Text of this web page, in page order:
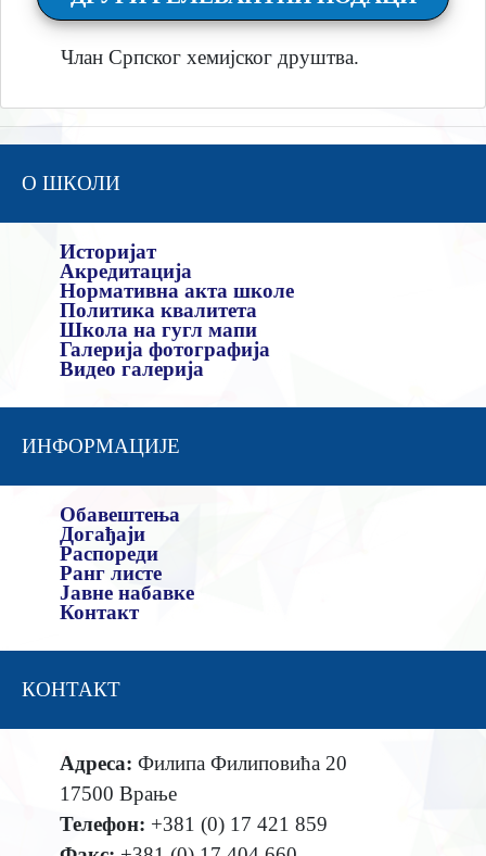
Члан Српског хемијског друштва.
О ШКОЛИ
Историјат
Акредитација
Нормативна акта школе
Политика квалитета
Школа на гугл мапи
Галерија фотографија
Видео галерија
ИНФОРМАЦИЈЕ
Обавештења
Догађаји
Распореди
Ранг листе
Јавне набавке
Контакт
КОНТАКТ
Адреса: Филипа Филиповића 20
17500 Врање
Телефон: +381 (0) 17 421 859